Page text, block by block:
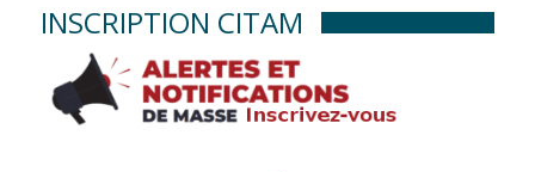
INSCRIPTION CITAM